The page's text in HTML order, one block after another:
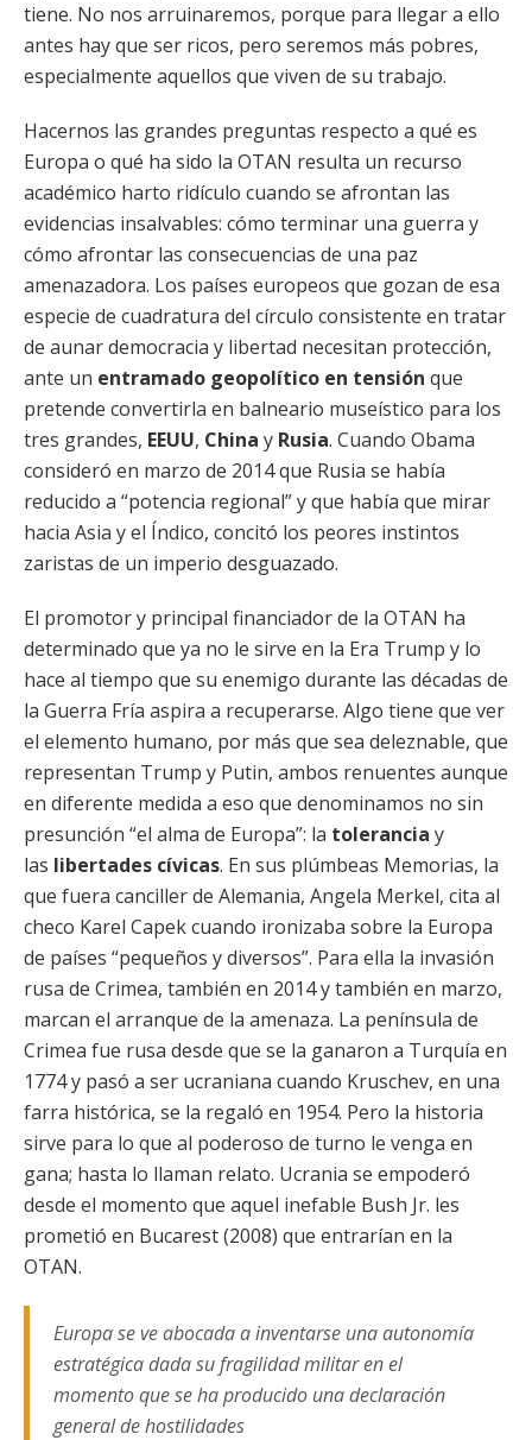
tiene. No nos arruinaremos, porque para llegar a ello
antes hay que ser ricos, pero seremos más pobres,
especialmente aquellos que viven de su trabajo.
Hacernos las grandes preguntas respecto a qué es
Europa o qué ha sido la OTAN resulta un recurso
académico harto ridículo cuando se afrontan las
evidencias insalvables: cómo terminar una guerra y
cómo afrontar las consecuencias de una paz
amenazadora. Los países europeos que gozan de esa
especie de cuadratura del círculo consistente en tratar
de aunar democracia y libertad necesitan protección,
ante un entramado geopolítico en tensión que
pretende convertirla en balneario museístico para los
tres grandes, EEUU, China y Rusia. Cuando Obama
consideró en marzo de 2014 que Rusia se había
reducido a “potencia regional” y que había que mirar
hacia Asia y el Índico, concitó los peores instintos
zaristas de un imperio desguazado.
El promotor y principal financiador de la OTAN ha
determinado que ya no le sirve en la Era Trump y lo
hace al tiempo que su enemigo durante las décadas de
la Guerra Fría aspira a recuperarse. Algo tiene que ver
el elemento humano, por más que sea deleznable, que
representan Trump y Putin, ambos renuentes aunque
en diferente medida a eso que denominamos no sin
presunción “el alma de Europa”: la tolerancia y
las libertades cívicas. En sus plúmbeas Memorias, la
que fuera canciller de Alemania, Angela Merkel, cita al
checo Karel Capek cuando ironizaba sobre la Europa
de países “pequeños y diversos”. Para ella la invasión
rusa de Crimea, también en 2014 y también en marzo,
marcan el arranque de la amenaza. La península de
Crimea fue rusa desde que se la ganaron a Turquía en
1774 y pasó a ser ucraniana cuando Kruschev, en una
farra histórica, se la regaló en 1954. Pero la historia
sirve para lo que al poderoso de turno le venga en
gana; hasta lo llaman relato. Ucrania se empoderó
desde el momento que aquel inefable Bush Jr. les
prometió en Bucarest (2008) que entrarían en la
OTAN.
Europa se ve abocada a inventarse una autonomía
estratégica dada su fragilidad militar en el
momento que se ha producido una declaración
general de hostilidades